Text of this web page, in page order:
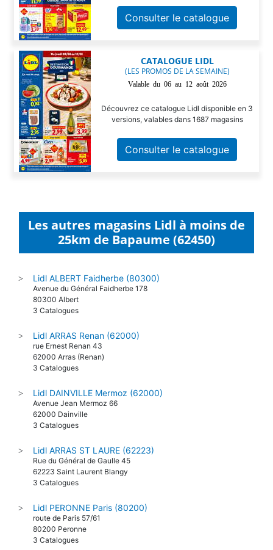
Consulter le catalogue
CATALOGUE LIDL
(LES PROMOS DE LA SEMAINE)
Valable du 06 au 12 août 2026
Découvrez ce catalogue Lidl disponible en 3
versions, valables dans 1687 magasins
Consulter le catalogue
Les autres magasins Lidl à moins de
25km de Bapaume (62450)
> Lidl ALBERT Faidherbe (80300)
Avenue du Général Faidherbe 178
80300 Albert
3 Catalogues
> Lidl ARRAS Renan (62000)
rue Ernest Renan 43
62000 Arras (Renan)
3 Catalogues
> Lidl DAINVILLE Mermoz (62000)
Avenue Jean Mermoz 66
62000 Dainville
3 Catalogues
> Lidl ARRAS ST LAURE (62223)
Rue du Général de Gaulle 45
62223 Saint Laurent Blangy
3 Catalogues
> Lidl PERONNE Paris (80200)
route de Paris 57/61
80200 Peronne
3 Catalogues